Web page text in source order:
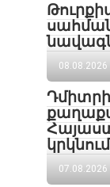
08.08.2026
07.08.2026